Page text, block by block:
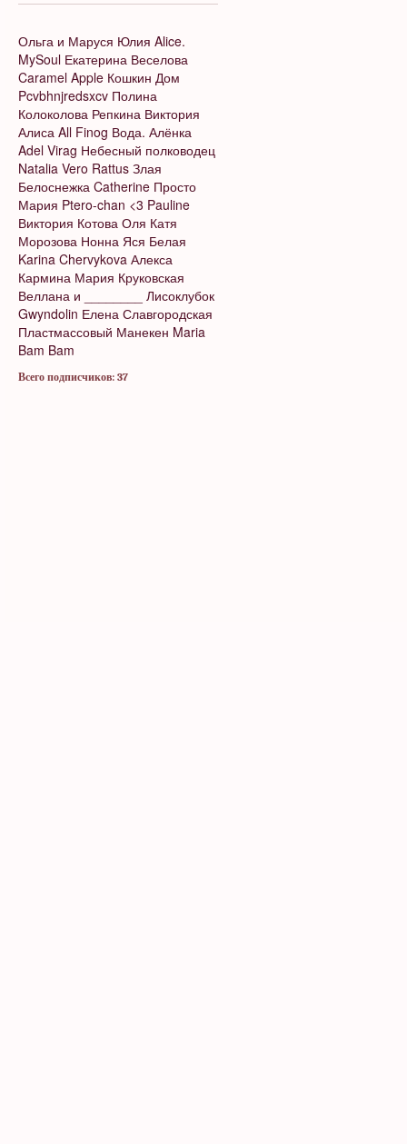
Ольга и Маруся Юлия Alice.
MySoul Екатерина Веселова
Caramel Apple Кошкин Дом
Pcvbhnjredsxcv Полина
Колоколова Репкина Виктория
Алиса All Finog Вода. Алёнка
Adel Virag Небесный полководец
Natalia Vero Rattus Злая
Белоснежка Catherine Просто
Мария Ptero-chan <3 Pauline
Виктория Котова Оля Катя
Морозова Нонна Яся Белая
Karina Chervykova Алекса
Кармина Мария Круковская
Веллана и ________
Лисоклубок
Gwyndolin Елена Славгородская
Пластмассовый Манекен Maria
Bam Bam
Всего подписчиков: 37